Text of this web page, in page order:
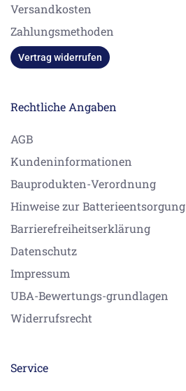
Versandkosten
Zahlungsmethoden
Vertrag widerrufen
Rechtliche Angaben
AGB
Kundeninformationen
Bauprodukten-Verordnung
Hinweise zur Batterieentsorgung
Barrierefreiheitserklärung
Datenschutz
Impressum
UBA-Bewertungs-grundlagen
Widerrufsrecht
Service